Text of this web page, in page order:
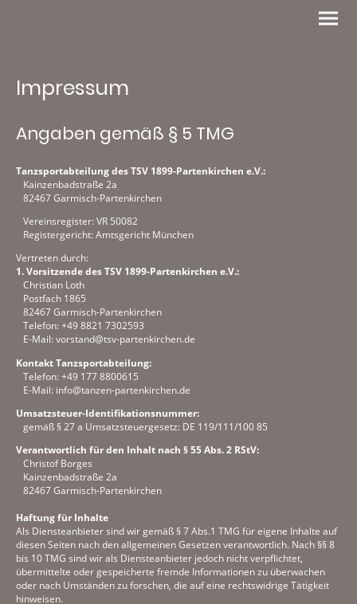
Impressum
Angaben gemäß § 5 TMG
Tanzsportabteilung des TSV 1899-Partenkirchen e.V.:
Kainzenbadstraße 2a
82467 Garmisch-Partenkirchen
Vereinsregister: VR 50082
Registergericht: Amtsgericht München
Vertreten durch:
1. Vorsitzende des TSV 1899-Partenkirchen e.V.:
Christian Loth
Postfach 1865
82467 Garmisch-Partenkirchen
Telefon: +49 8821 7302593
E-Mail: vorstand@tsv-partenkirchen.de
Kontakt Tanzsportabteilung:
Telefon: +49 177 8800615
E-Mail: info@tanzen-partenkirchen.de
Umsatzsteuer-Identifikationsnummer:
gemäß § 27 a Umsatzsteuergesetz: DE 119/111/100 85
Verantwortlich für den Inhalt nach § 55 Abs. 2 RStV:
Christof Borges
Kainzenbadstraße 2a
82467 Garmisch-Partenkirchen
Haftung für Inhalte
Als Diensteanbieter sind wir gemäß § 7 Abs.1 TMG für eigene Inhalte auf
diesen Seiten nach den allgemeinen Gesetzen verantwortlich. Nach §§ 8
bis 10 TMG sind wir als Diensteanbieter jedoch nicht verpflichtet,
übermittelte oder gespeicherte fremde Informationen zu überwachen
oder nach Umständen zu forschen, die auf eine rechtswidrige Tätigkeit
hinweisen.